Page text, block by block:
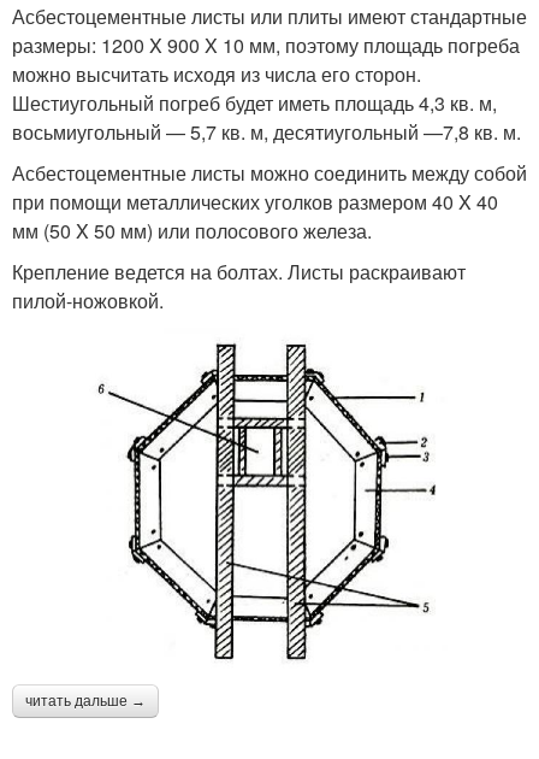
Асбестоцементные листы или плиты имеют стандартные
размеры: 1200 X 900 X 10 мм, поэтому площадь погреба
можно высчитать исходя из числа его сторон.
Шестиугольный погреб будет иметь площадь 4,3 кв. м,
восьмиугольный — 5,7 кв. м, десятиугольный —7,8 кв. м.
Асбестоцементные листы можно соединить между собой
при помощи металлических уголков размером 40 X 40
мм (50 X 50 мм) или полосового железа.
Крепление ведется на болтах. Листы раскраивают
пилой-ножовкой.
читать дальше →